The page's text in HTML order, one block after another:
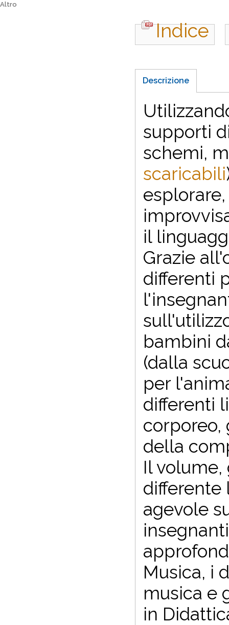
Altro
Indice
Descrizione
supporti
schemi,
scaricabili
il
Grazie
differenti
bambini
(dalla
per
differenti
corporeo,
della
Il
differente
agevole
Musica, i
musica e
in